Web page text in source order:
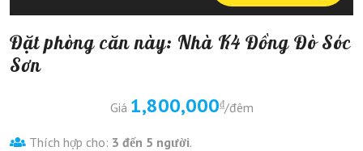
Đặt phòng căn này: Nhà K4 Đồng Đò Sóc
Sơn
Giá 1,800,000₫/đêm
Thích hợp cho: 3 đến 5 người.